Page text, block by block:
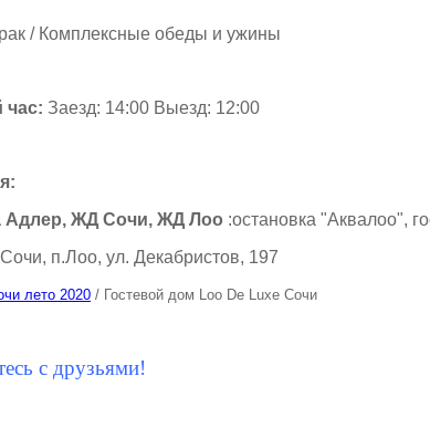
/ Комплексные обеды и ужины
час: Заезд: 14:00 Выезд: 12:00
Адлер, ЖД Сочи, ЖД Лоо :остановка "Аквалоо",
п.Лоо, ул. Декабристов, 197
лето 2020 / Гостевой дом Loo De Luxe Сочи
с друзьями!